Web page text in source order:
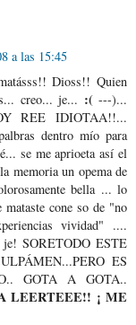
a las 15:45
Dioss!! Quien
creo... je... :(---)...
REE IDIOTAA!!...
dentro mío para
se me aprioeta así el
memoria un opema de
bella ... lo
cone so de "no
vividad" ....
SORETODO ESTE
ES
GOTA A GOTA..
LEERTEEE!! ¡ ME